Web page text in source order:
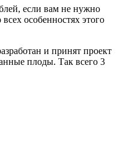
если вам не нужно
особенностях этого
и принят проект
плоды. Так всего 3